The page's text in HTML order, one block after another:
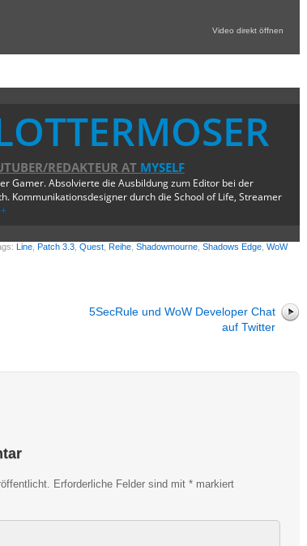
Video direkt öffnen
REDAKTEUR AT MYSELF
Gamer. Absolvierte die Ausbildung zum Editor bei der
Kommunikationsdesigner durch die School of Life, Streamer
Line Patch 3.3 Quest Reihe Shadowmourne Shadows Edge WoW
5SecRule und WoW Developer Chat
auf Twitter
Erforderliche Felder sind mit * markiert